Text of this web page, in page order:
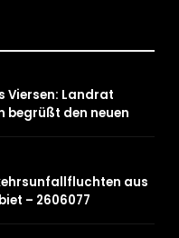
Viersen: Landrat
begrüßt den neuen
aus
– 2606077